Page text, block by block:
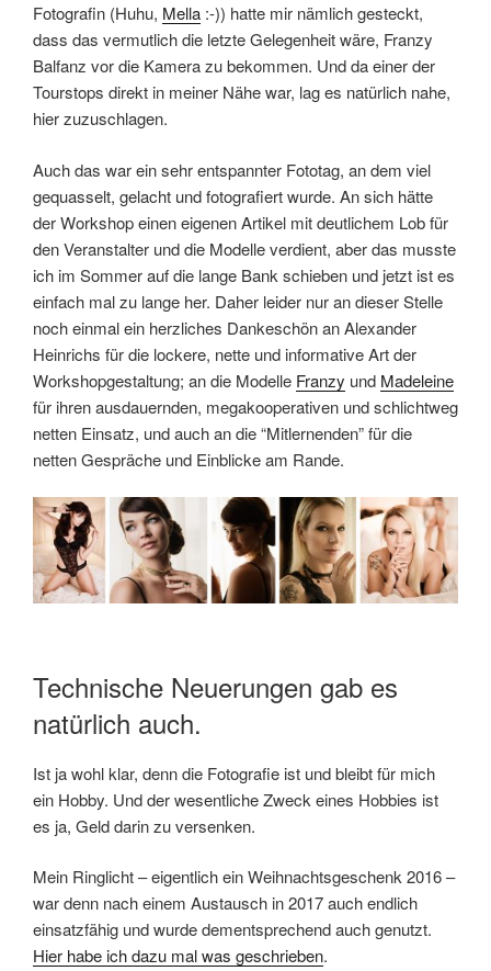
Fotografin (Huhu, Mella :-)) hatte mir nämlich gesteckt,
dass das vermutlich die letzte Gelegenheit wäre, Franzy
Balfanz vor die Kamera zu bekommen. Und da einer der
Tourstops direkt in meiner Nähe war, lag es natürlich nahe,
hier zuzuschlagen.
Auch das war ein sehr entspannter Fototag, an dem viel
gequasselt, gelacht und fotografiert wurde. An sich hätte
der Workshop einen eigenen Artikel mit deutlichem Lob für
den Veranstalter und die Modelle verdient, aber das musste
ich im Sommer auf die lange Bank schieben und jetzt ist es
einfach mal zu lange her. Daher leider nur an dieser Stelle
noch einmal ein herzliches Dankeschön an Alexander
Heinrichs für die lockere, nette und informative Art der
Workshopgestaltung; an die Modelle Franzy und Madeleine
für ihren ausdauernden, megakooperativen und schlichtweg
netten Einsatz, und auch an die “Mitlernenden” für die
netten Gespräche und Einblicke am Rande.
Technische Neuerungen gab es
natürlich auch.
Ist ja wohl klar, denn die Fotografie ist und bleibt für mich
ein Hobby. Und der wesentliche Zweck eines Hobbies ist
es ja, Geld darin zu versenken.
Mein Ringlicht – eigentlich ein Weihnachtsgeschenk 2016 –
war denn nach einem Austausch in 2017 auch endlich
einsatzfähig und wurde dementsprechend auch genutzt.
Hier habe ich dazu mal was geschrieben.